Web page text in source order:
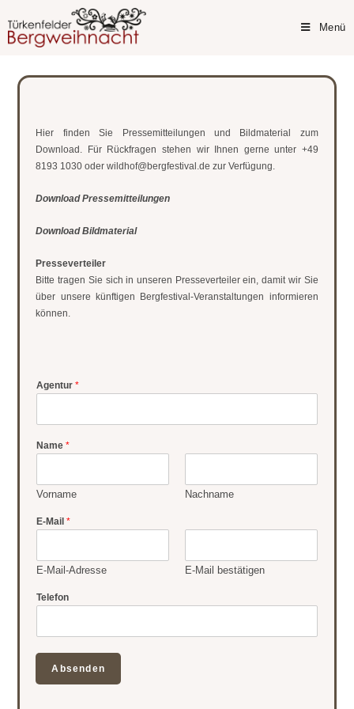
Menü
Hier finden Sie Pressemitteilungen und Bildmaterial zum
Download. Für Rückfragen stehen wir Ihnen gerne unter +49
8193 1030 oderwildhof@bergfestival.de zur Verfügung.
Download Pressemitteilungen
Download Bildmaterial
Presseverteiler
Bitte tragen Sie sich in unseren Presseverteiler ein, damit wir Sie
über unsere künftigen Bergfestival-Veranstaltungen informieren
können.
Agentur*
Name*
Vorname Nachname
E-Mail*
E-Mail-Adresse E-Mail bestätigen
Telefon
Absenden